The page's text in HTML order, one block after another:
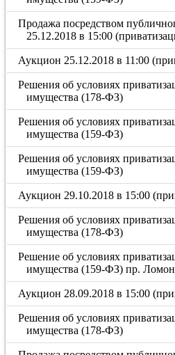
Продажа посредством
25.12.2018 в 15:00
Аукцион 25.12.2018 в 11:00
Решения об условиях
имущества (178-ФЗ)
Решения об условиях
имущества (159-ФЗ)
Решения об условиях
имущества (159-ФЗ)
Аукцион 29.10.2018 в 15:00
Решения об условиях
имущества (178-ФЗ)
Решение об условиях
имущества (159-ФЗ) пр.
Аукцион 28.09.2018 в 15:00
Решения об условиях
имущества (178-ФЗ)